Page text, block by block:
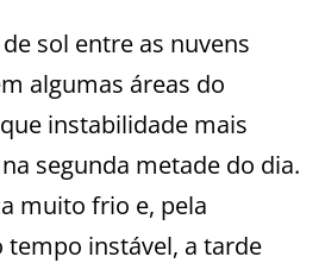
sol entre as nuvens
algumas áreas do
instabilidade mais
segunda metade do dia.
muito frio e, pela
tempo instável, a tarde